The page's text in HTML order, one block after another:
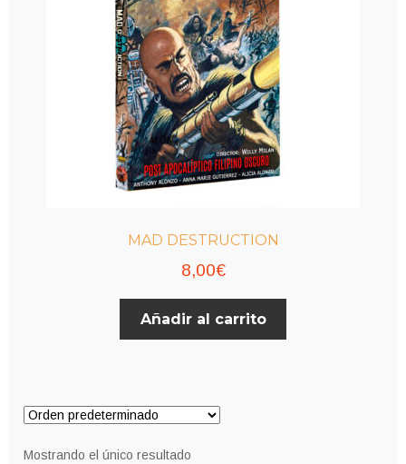
MAD DESTRUCTION
8,00€
Añadir al carrito
Mostrando el único resultado